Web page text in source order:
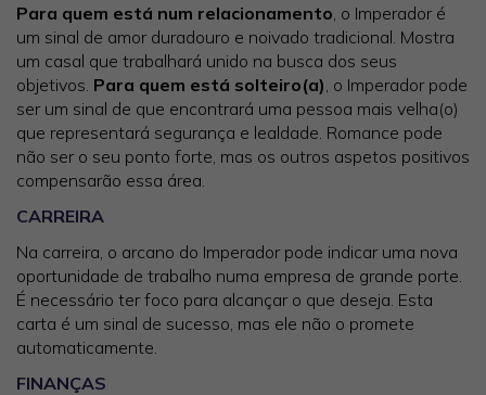
Para quem está num relacionamento , o Imperador é
um sinal de amor duradouro e noivado tradicional. Mostra
um casal que trabalhará unido na busca dos seus
objetivos. Para quem está solteiro(a) , o Imperador pode
ser um sinal de que encontrará uma pessoa mais velha(o)
que representará segurança e lealdade. Romance pode
não ser o seu ponto forte, mas os outros aspetos positivos
compensarão essa área.
CARREIRA
Na carreira, o arcano do Imperador pode indicar uma nova
oportunidade de trabalho numa empresa de grande porte.
É necessário ter foco para alcançar o que deseja. Esta
carta é um sinal de sucesso, mas ele não o promete
automaticamente.
FINANÇAS